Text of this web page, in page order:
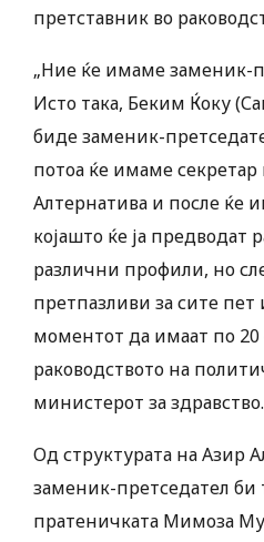
претставник во
„Ние ќе имаме заменик-
Исто така, Беким Ќоку
биде заменик-
потоа ќе имаме
Алтернатива и после ќе
којашто ќе ја предводат
различни профили, но
претпазливи за сите
моментот да имаат по 20
раководството на
министерот за здравство.
Од структурата на Азир
заменик-претседател би
пратеничката Мимоза